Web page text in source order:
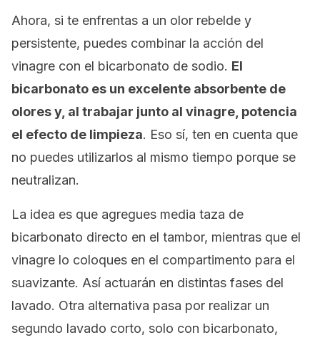
Ahora, si te enfrentas a un olor rebelde y
persistente, puedes combinar la acción del
vinagre con el bicarbonato de sodio. El
bicarbonato es un excelente absorbente de
olores y, al trabajar junto al vinagre, potencia
el efecto de limpieza. Eso sí, ten en cuenta que
no puedes utilizarlos al mismo tiempo porque se
neutralizan.
La idea es que agregues media taza de
bicarbonato directo en el tambor, mientras que el
vinagre lo coloques en el compartimento para el
suavizante. Así actuarán en distintas fases del
lavado. Otra alternativa pasa por realizar un
segundo lavado corto, solo con bicarbonato,